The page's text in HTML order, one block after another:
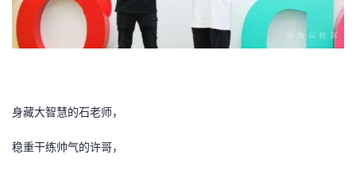
身藏大智慧的石老师，
稳重干练帅气的许哥，